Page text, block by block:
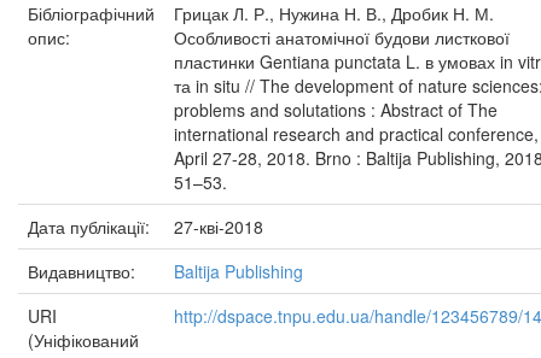
Бібліографічний
опис:
Грицак Л. Р., Нужина Н. В., Дробик Н. М.
Особливості анатомічної будови листкової
пластинки Gentiana punctata L. в умовах in
та in situ // The development of nature
problems and solutations : Abstract of The
international research and practical conference,
April 27-28, 2018. Brno : Baltija Publishing,
51–53.
Дата публікації:
27-кві-2018
Видавництво:
Baltija Publishing
URI
(Уніфікований
http://dspace.tnpu.edu.ua/handle/123456789/